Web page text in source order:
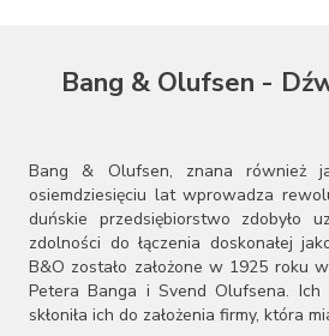
Tara Labs
Wireworld
Bang & Olufsen -
Bang & Olufsen, znana również
osiemdziesięciu lat wprowadza
duńskie przedsiębiorstwo zdobyło
zdolności do łączenia doskonałej
B&O zostało założone w 1925 roku
Petera Banga i Svend Olufsena.
skłoniła ich do założenia firmy, która